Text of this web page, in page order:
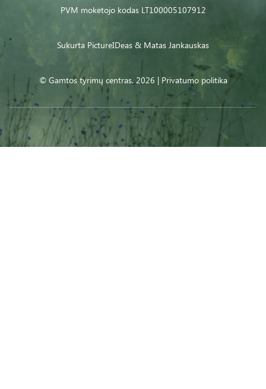
PVM mokėtojo kodas LT100005107912
© Gamtos tyrimų centras. 2026 | Privatumo politika
Sukurta PictureIDeas & Matas Jankauskas